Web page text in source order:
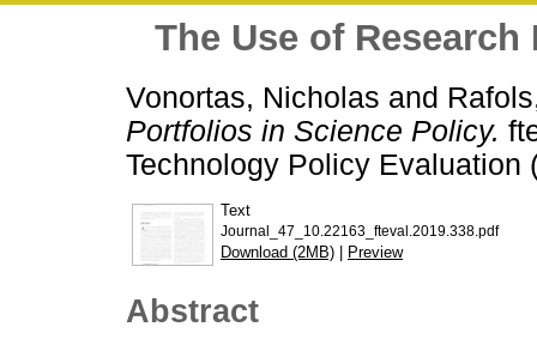
The Use of
Vonortas, Nicholas and
Portfolios in Science Policy.
Technology Policy Evaluation
Text
Journal_47_10.22163_fteval.2019.338.pdf
Download (2MB) | Preview
Abstract